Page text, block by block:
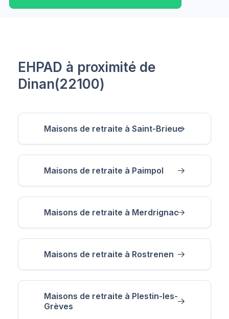
EHPAD à proximité de
Dinan(22100)
Maisons de retraite à Saint-Brieuc
Maisons de retraite à Paimpol
Maisons de retraite à Merdrignac
Maisons de retraite à Rostrenen
Maisons de retraite à Plestin-les-
Grèves